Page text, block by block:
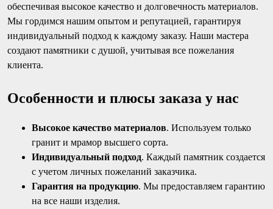
обеспечивая высокое качество и долговечность материалов.
Мы гордимся нашим опытом и репутацией, гарантируя
индивидуальный подход к каждому заказу. Наши мастера
создают памятники с душой, учитывая все пожелания
клиента.
Особенности и плюсы заказа у нас
Высокое качество материалов. Используем только
гранит и мрамор высшего сорта.
Индивидуальный подход. Каждый памятник создается
с учетом личных пожеланий заказчика.
Гарантия на продукцию. Мы предоставляем гарантию
на все наши изделия.